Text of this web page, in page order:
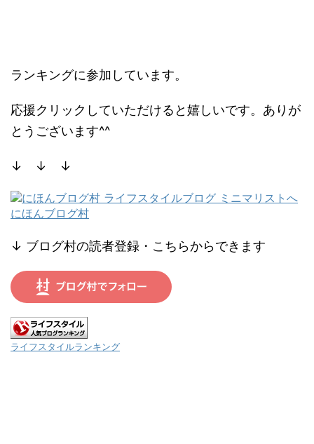
ランキングに参加しています。
応援クリックしていただけると嬉しいです。ありが
とうございます^^
↓ ↓ ↓
にほんブログ村
↓ ブログ村の読者登録・こちらからできます
ライフスタイルランキング